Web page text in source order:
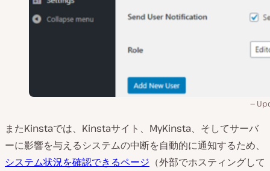
またKinstaでは、Kinstaサイト、MyKinsta、そしてサーバ
ーに影響を与えるシステムの中断を自動的に通知するため、
システム状況を確認できるページ （外部でホスティングして